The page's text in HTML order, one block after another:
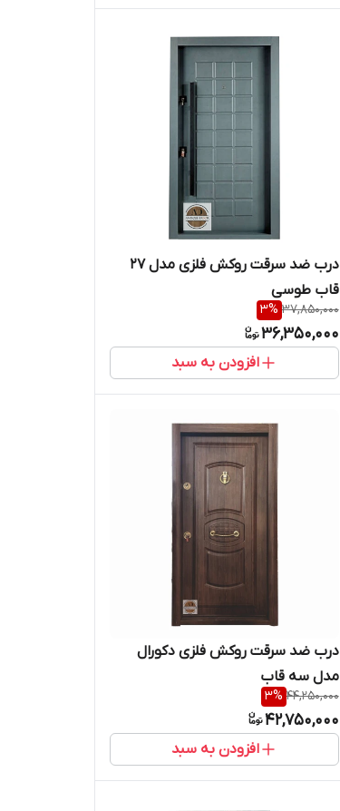
درب ضد سرقت روکش فلزی مدل 27
قاب طوسی
37,850,000
3%
36,350,000
افزودن به سبد
درب ضد سرقت روکش فلزی دکورال
مدل سه قاب
44,250,000
3%
42,750,000
افزودن به سبد